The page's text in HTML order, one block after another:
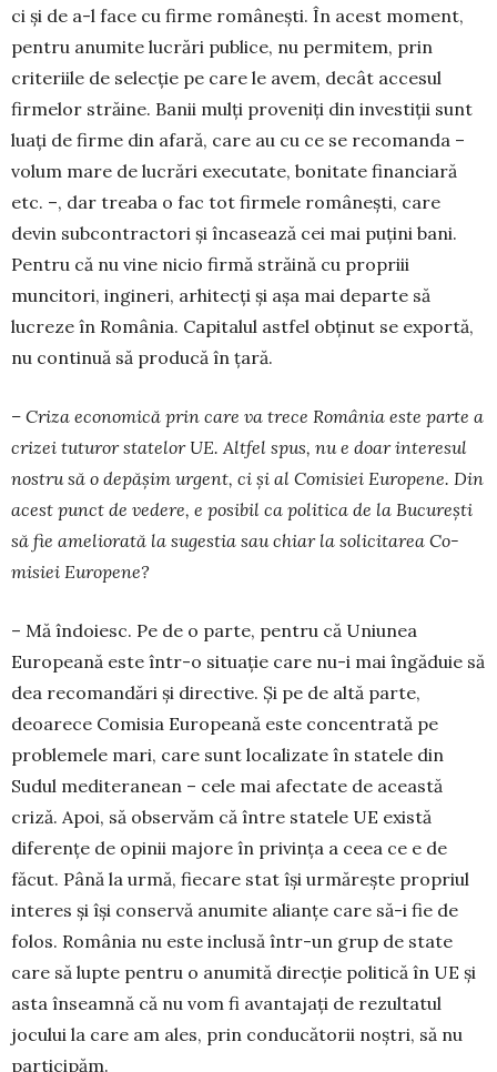
ci și de a-l face cu fir­me românești. În acest moment,
pentru anumite lucrări publice, nu permitem, prin
criteriile de selecție pe care le avem, decât accesul
firmelor străine. Banii mulți proveniți din investiții sunt
luați de firme din afară, care au cu ce se recomanda –
volum mare de lucrări executate, bonitate finan­ciară
etc. –, dar treaba o fac tot firmele românești, care
devin subcontractori și încasează cei mai puțini bani.
Pentru că nu vine nicio firmă străină cu propriii
muncitori, ingineri, arhitecți și așa mai departe să
lucreze în România. Capitalul astfel obținut se exportă,
nu continuă să producă în țară.
– Criza economică prin care va trece România este parte a
crizei tuturor statelor UE. Altfel spus, nu e doar interesul
nostru să o depășim urgent, ci și al Comisiei Europene. Din
acest punct de ve­dere, e posibil ca politica de la București
să fie ame­liorată la sugestia sau chiar la solicitarea Co­
misiei Europene?
– Mă îndoiesc. Pe de o parte, pentru că Uniunea
Europeană este într-o situație care nu-i mai îngăduie să
dea recomandări și directive. Și pe de altă parte,
deoarece Comisia Europeană este con­centrată pe
problemele mari, care sunt localizate în statele din
Sudul mediteranean – cele mai afectate de această
criză. Apoi, să observăm că între statele UE există
diferențe de opinii majore în privința a ceea ce e de
făcut. Până la urmă, fiecare stat își ur­mărește propriul
interes și își conservă anumite ali­anțe care să-i fie de
folos. România nu este inclusă în­tr-un grup de state
care să lupte pen­tru o anumită direcție politică în UE și
asta înseamnă că nu vom fi avantajați de rezultatul
jocului la care am ales, prin conducătorii noștri, să nu
partici­păm.